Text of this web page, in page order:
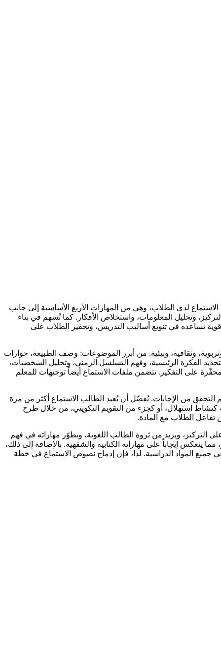
لدى الطلاب، وهي من المهارات الأربع الأساسية إلى جانب
وتحليل المعلومات، واستخلاص الأفكار. كما تُسهم في بناء
قوية تساعده في تنويع أساليب التدريس، وتحفيز الطلاب على
وثقافية، وبيئية. من أبرز الموضوعات: وصف الطبيعة، حوارات
الفكرة الرئيسية، وفهم التسلسل الزمني، وتحليل الشخصيات،
على التفكير. تتضمن ملفات الاستماع أيضاً توجيهات للمعلم
من الإجابات. يُفضّل أن يُعيد الطالب الاستماع أكثر من مرة
كنشاط استهلال، أو كجزء من التقويم التكويني، من خلال طرح
تفاعل الطلاب مع المادة.
ويزيد من ثروة الطالب اللغوية، ويطوّر مهاراته في فهم
إيجاباً على مهاراته الكتابية والشفهية. بالإضافة إلى ذلك،
جميع المواد الدراسية. لذا، فإن إدماج نصوص الاستماع في خطة